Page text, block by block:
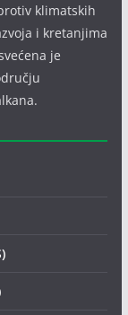
klimatskih
i kretanjima
je